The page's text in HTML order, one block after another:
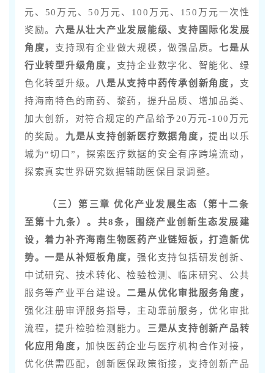
元、50万元、50万元、100万元、150万元一次性
奖励。六是从壮大产业发展能级、支持国际化发展
角度， 支持现有企业做大规模，做强品质。七是从
行业转型升级角度， 支持企业数字化、智能化、绿
色化转型升级。
八是从支持中药传承创新角度， 支
持海南特色的南药、黎药，提升品质、增加品类、
加大创新，对符合规定的产品给予20万元-100万元
的奖励。 九是从支持创新医疗数据角度，提出以乐
城为“切口”，探索医疗数据的安全有序跨境流动，
探索真实世界研究数据辅助医保目录调整。
（三）第三章 优化产业发展生态（第十二条
至第十九条）。共8条，围绕产业创新生态发展建
设，着力补齐海南生物医药产业链短板，打造新优
势。一是从补短板角度，强化支持包括研发创新、
中试研究、技术转化、检验检测、临床研究、公共
服务等产业平台建设。 二是从优化审批服务角度，
强化注册审评服务指导，主动靠前服务，优化审批
流程，提升检验检测能力。 三是从支持创新产品转
化应用角度，加快医药企业与医疗机构合作对接，
优化供需匹配，创新医保政策衔接，支持创新产品